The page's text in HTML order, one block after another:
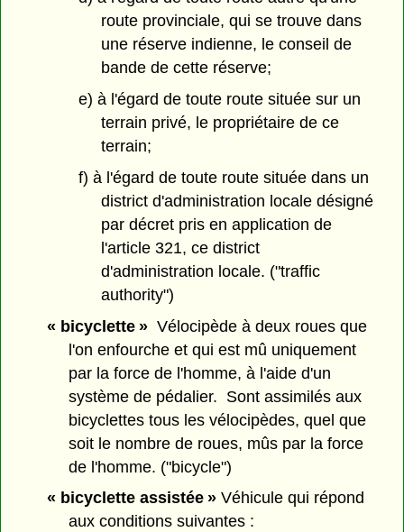
route provinciale, qui se trouve dans
une réserve indienne, le conseil de
bande de cette réserve;
e) à l'égard de toute route située sur un
terrain privé, le propriétaire de ce
terrain;
f) à l'égard de toute route située dans un
district d'administration locale désigné
par décret pris en application de
l'article 321, ce district
d'administration locale. ("traffic
authority")
« bicyclette »Vélocipède à deux roues que
l'on enfourche et qui est mû uniquement
par la force de l'homme, à l'aide d'un
système de pédalier. Sont assimilés aux
bicyclettes tous les vélocipèdes, quel que
soit le nombre de roues, mûs par la force
de l'homme. ("bicycle")
« bicyclette assistée »Véhicule qui répond
aux conditions suivantes :